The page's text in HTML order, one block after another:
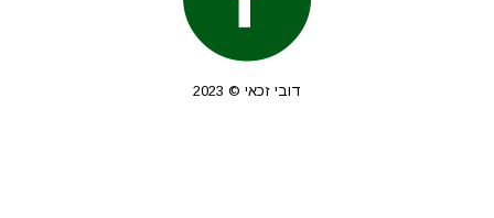
דובי זכאי © 2023